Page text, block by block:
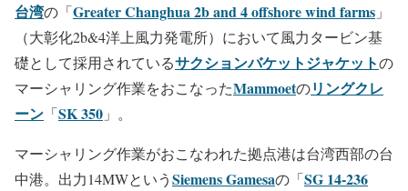
台湾の「Greater Changhua 2b and 4 offshore wind farms 」
（大彰化2b&4洋上風力発電所）において風力タービン基
礎として採用されているサクションバケットジャケットの
マーシャリング作業をおこなったMammoetのリングクレ
ーン 「SK 350 」。
マーシャリング作業がおこなわれた拠点港は台湾西部の台
中港。出力14MWというSiemens Gamesaの「SG 14-236